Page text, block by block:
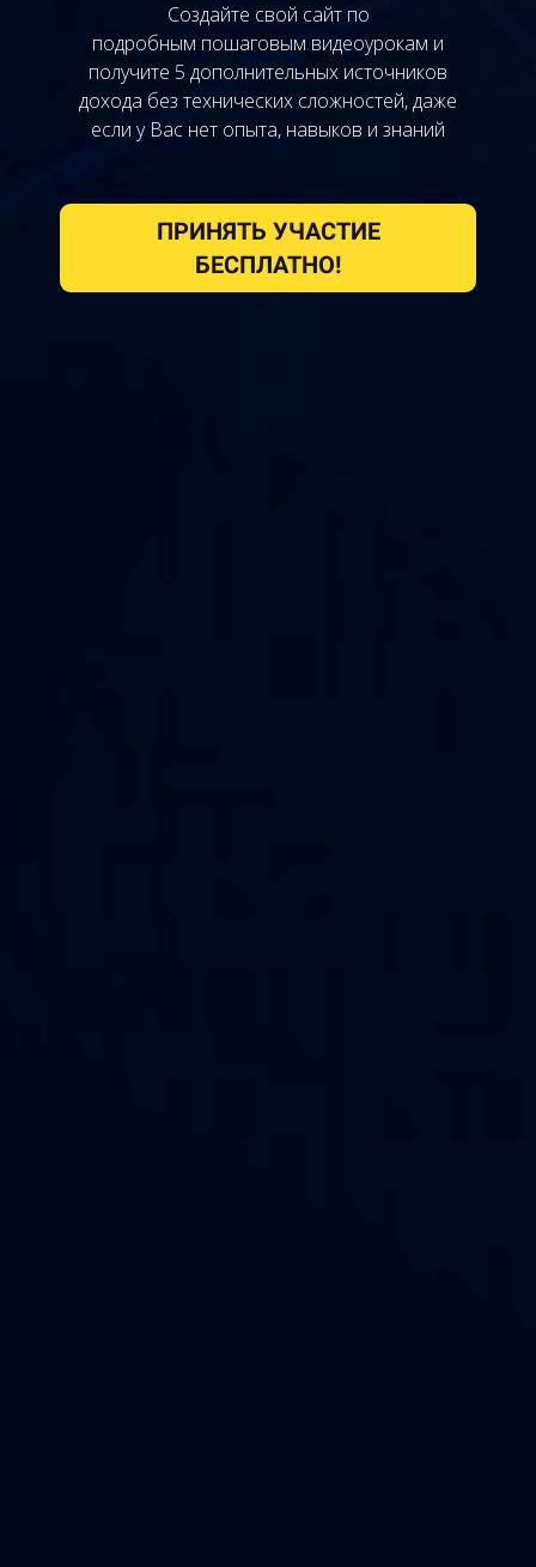
Создайте свой сайт по
подробным пошаговым видеоурокам и
получите 5 дополнительных источников
дохода без технических сложностей, даже
если у Вас нет опыта, навыков и знаний
ПРИНЯТЬ УЧАСТИЕ
БЕСПЛАТНО!